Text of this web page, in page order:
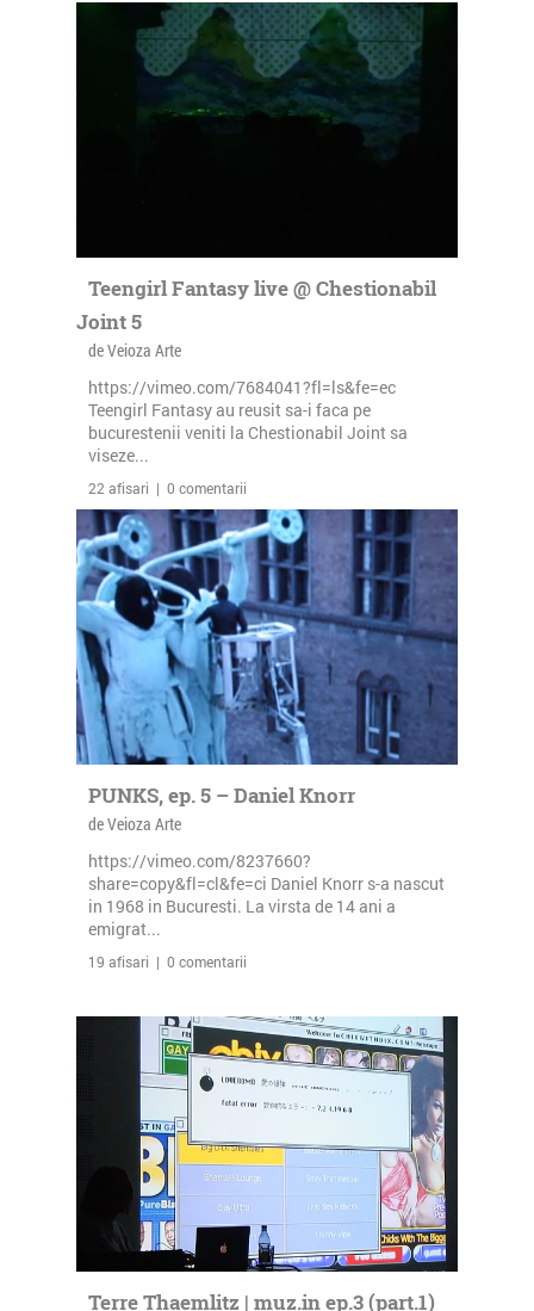
Teengirl Fantasy live @ Chestionabil
Joint 5
de Veioza Arte
https://vimeo.com/7684041?fl=ls&fe=ec
Teengirl Fantasy au reusit sa-i faca pe
bucurestenii veniti la Chestionabil Joint sa
viseze...
22 afisari | 0 comentarii
PUNKS, ep. 5 – Daniel Knorr
de Veioza Arte
https://vimeo.com/8237660?
share=copy&fl=cl&fe=ci Daniel Knorr s-a nascut
in 1968 in Bucuresti. La virsta de 14 ani a
emigrat...
19 afisari | 0 comentarii
Terre Thaemlitz | muz.in ep.3 (part.1)